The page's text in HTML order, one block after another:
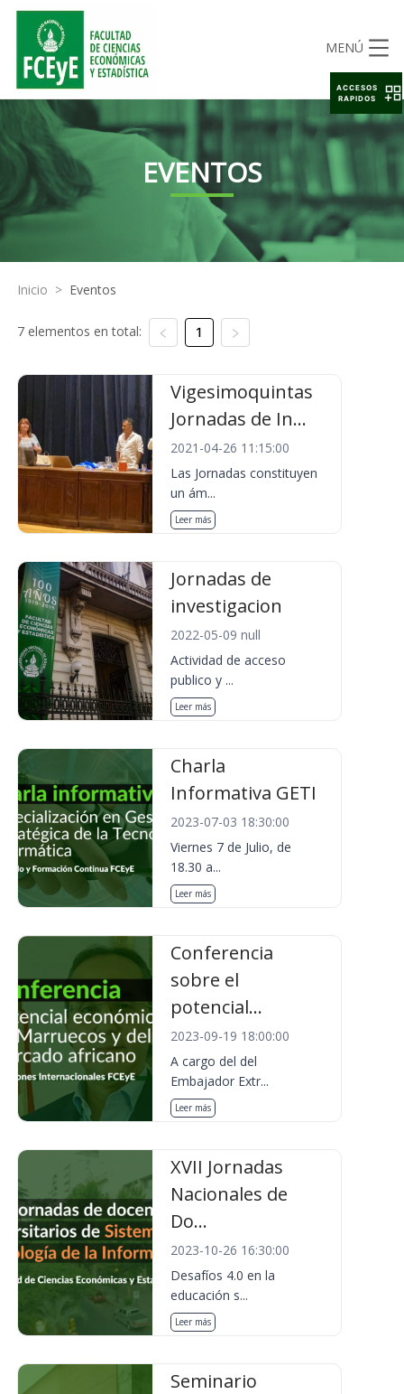
MENÚ
EVENTOS
Inicio > Eventos
7 elementos en total: 1
Vigesimoquintas
Jornadas de In...
2021-04-26 11:15:00
Las Jornadas constituyen
un ám...
Leer más
Jornadas de
investigacion
2022-05-09 null
Actividad de acceso
publico y ...
Leer más
Charla
Informativa GETI
2023-07-03 18:30:00
Viernes 7 de Julio, de
18.30 a...
Leer más
Conferencia
sobre el
potencial...
2023-09-19 18:00:00
A cargo del del
Embajador Extr...
Leer más
XVII Jornadas
Nacionales de
Do...
2023-10-26 16:30:00
Desafíos 4.0 en la
educación s...
Leer más
Seminario
ACCESOS
RAPIDOS